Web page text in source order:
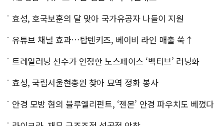
효성, 호국보훈의 달 맞아 국가유공자 나들이 지원
유튜브 채널 효과…탑텐키즈, 베이비 라인 매출 쑥↑
트레일러닝 선수가 인정한 노스페이스 ‘벡티브’ 러닝화
효성, 국립서울현충원 찾아 묘역 정화 봉사
안경 모방 혐의 블루엘리펀트, ‘젠몬’ 안경 파우치도 베꼈다